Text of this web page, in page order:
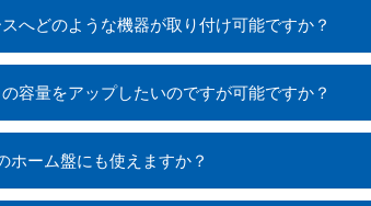
へどのような機器が取り付け可能ですか？
容量をアップしたいのですが可能ですか？
ホーム盤にも使えますか？